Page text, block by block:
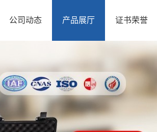
公司动态 产品展厅 证书荣誉